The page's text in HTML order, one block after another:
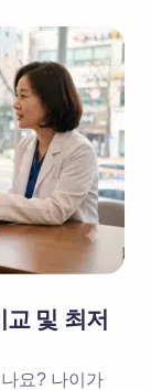
및 최저
요? 나이가